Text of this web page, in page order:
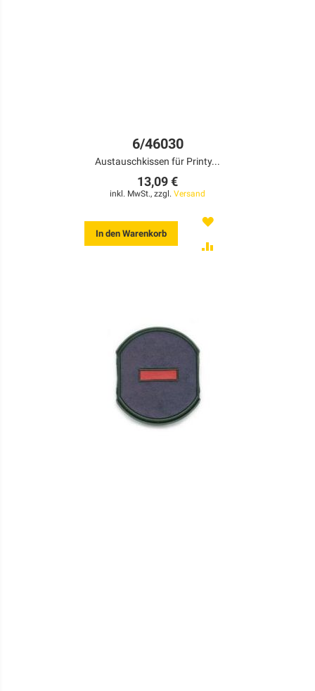
6/46030
Austauschkissen für Printy...
13,09 €
inkl. MwSt., zzgl. Versand
In den Warenkorb
MERKEN